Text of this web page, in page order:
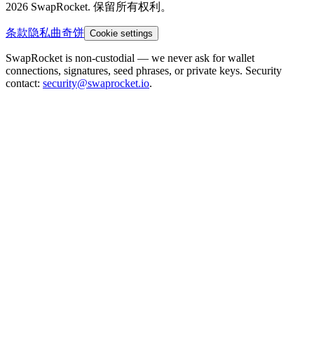
2026 SwapRocket. 保留所有权利。
条款隐私曲奇饼 Cookie settings
SwapRocket is non-custodial — we never ask for wallet
connections, signatures, seed phrases, or private keys. Security
contact: security@swaprocket.io.